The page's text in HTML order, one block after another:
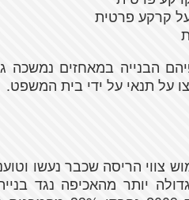
הבנייה במאחזים נמשכה
צו על תנאי על ידי בית המשפט.
צווי הריסה שכבר נעשו
יותר מהאכיפה נגד